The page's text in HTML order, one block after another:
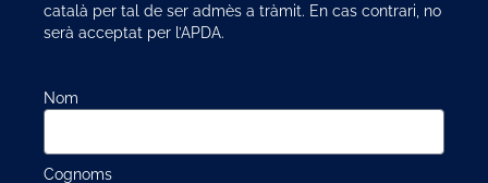
català per tal de ser admès a tràmit. En cas contrari, no
serà acceptat per l’APDA.
Nom
Cognoms